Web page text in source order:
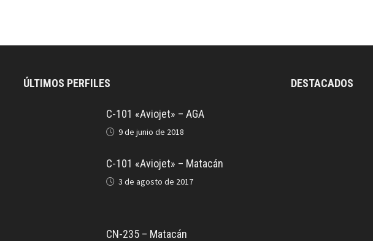
ÚLTIMOS PERFILES
C-101 «Aviojet» – AGA
9 de junio de 2018
C-101 «Aviojet» – Matacán
3 de agosto de 2017
CN-235 – Matacán
DESTACADOS